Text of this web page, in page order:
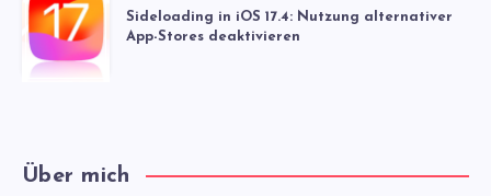
Sideloading in iOS 17.4: Nutzung alternativer
App-Stores deaktivieren
Über mich